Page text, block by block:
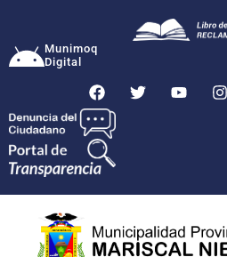
Munimoq
Digital